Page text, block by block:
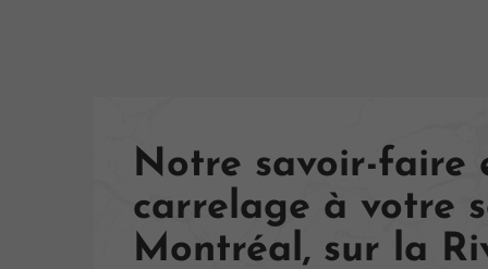
Notre savoir-faire
carrelage à votre
Montréal, sur la